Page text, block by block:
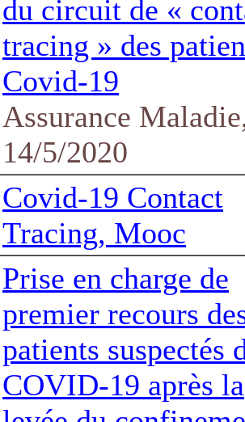
du circuit de «
tracing » des
Covid-19
Assurance
14/5/2020
Covid-19 Contact
Tracing, Mooc
Prise en charge de
premier recours
patients suspectés
COVID-19 après la